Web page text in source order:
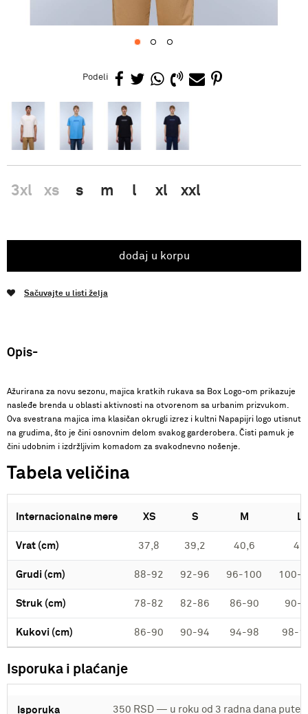
Podeli
3xl xs s m l xl xxl
dodaj u korpu
Sačuvajte u listi želja
Opis
Ažurirana za novu sezonu, majica kratkih rukava sa Box Logo-om prikazuje
nasleđe brenda u oblasti aktivnosti na otvorenom sa urbanim prizvukom.
Ova svestrana majica ima klasičan okrugli izrez i kultni Napapijri logo utisnut
na grudima, što je čini osnovnim delom svakog garderobera. Čisti pamuk je
čini udobnim i izdržljivim komadom za svakodnevno nošenje.
Tabela veličina
Internacionalne mere XS S M L
Vrat (cm) 37,8 39,2 40,6 42
Grudi (cm) 88-92 92-96 96-100 100-
Struk (cm) 78-82 82-86 86-90 90-
Kukovi (cm) 86-90 90-94 94-98 98-
Isporuka i plaćanje
Isporuka 350 RSD — u roku od 3 radna dana